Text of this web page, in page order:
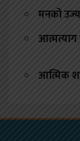
मनको
आत्मत्याग
आत्मिक